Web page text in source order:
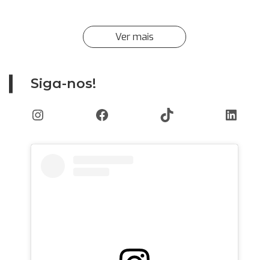
Ver mais
Siga-nos!
InstagramFacebook TikTok